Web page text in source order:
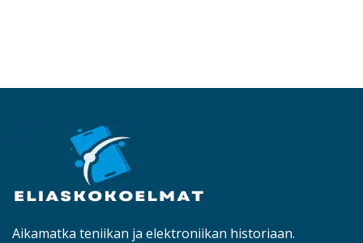
Aikamatka teniikan ja elektroniikan historiaan.